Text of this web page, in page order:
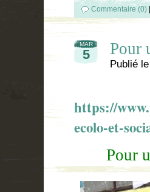
Commentaire (0)
MAR
5 Pour
Publié le
https://
ecolo-et-
Pour